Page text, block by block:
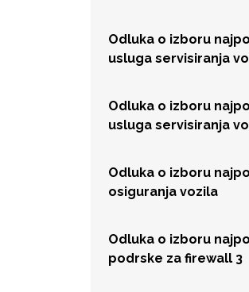
Odluka o izboru
usluga servisiranja
Odluka o izboru
usluga servisiranja
Odluka o izboru
osiguranja vozila
Odluka o izboru
podrske za firewall 3